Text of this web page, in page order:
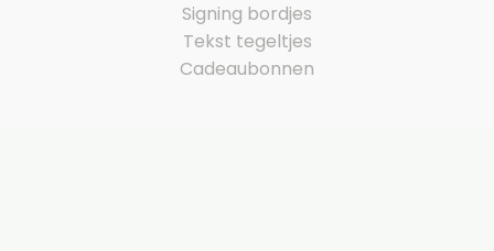
Signing bordjes
Tekst tegeltjes
Cadeaubonnen